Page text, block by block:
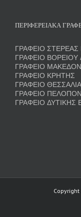
ΠΕΡΙΦΕΡΕΙΑΚΑ
ΓΡΑΦΕΙΟ
ΓΡΑΦΕΙΟ
ΓΡΑΦΕΙΟ
ΓΡΑΦΕΙΟ ΚΡΗΤΗΣ
ΓΡΑΦΕΙΟ
ΓΡΑΦΕΙΟ
ΓΡΑΦΕΙΟ ΔΥΤΙΚΗΣ